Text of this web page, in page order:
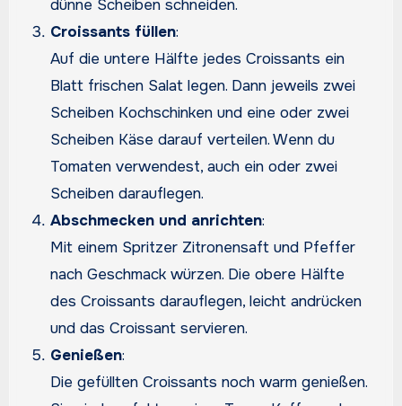
dünne Scheiben schneiden.
Croissants füllen:
Auf die untere Hälfte jedes Croissants ein
Blatt frischen Salat legen. Dann jeweils zwei
Scheiben Kochschinken und eine oder zwei
Scheiben Käse darauf verteilen. Wenn du
Tomaten verwendest, auch ein oder zwei
Scheiben darauflegen.
Abschmecken und anrichten:
Mit einem Spritzer Zitronensaft und Pfeffer
nach Geschmack würzen. Die obere Hälfte
des Croissants darauflegen, leicht andrücken
und das Croissant servieren.
Genießen:
Die gefüllten Croissants noch warm genießen.